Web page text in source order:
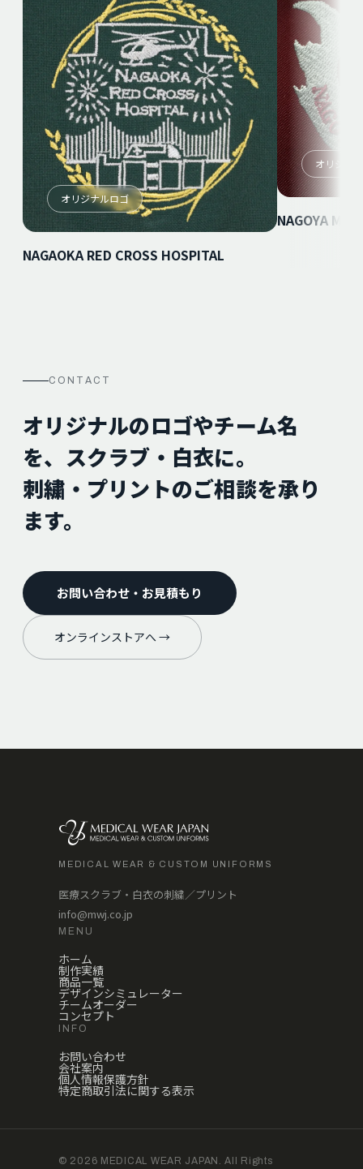
オリジナルロゴ
NAGAOKA RED CROSS HOSPITAL
オリジナ
NAGOYA
CONTACT
オリジナルのロゴやチーム名
を、スクラブ・白衣に。
刺繍・プリントのご相談を承り
ます。
お問い合わせ・お見積もり
オンラインストアへ →
MEDICAL WEAR & CUSTOM UNIFORMS
医療スクラブ・白衣の刺繍／プリント
info@mwj.co.jp
MENU
ホーム
制作実績
商品一覧
デザインシミュレーター
チームオーダー
コンセプト
INFO
お問い合わせ
会社案内
個人情報保護方針
特定商取引法に関する表示
© 2026 MEDICAL WEAR JAPAN. All Rights